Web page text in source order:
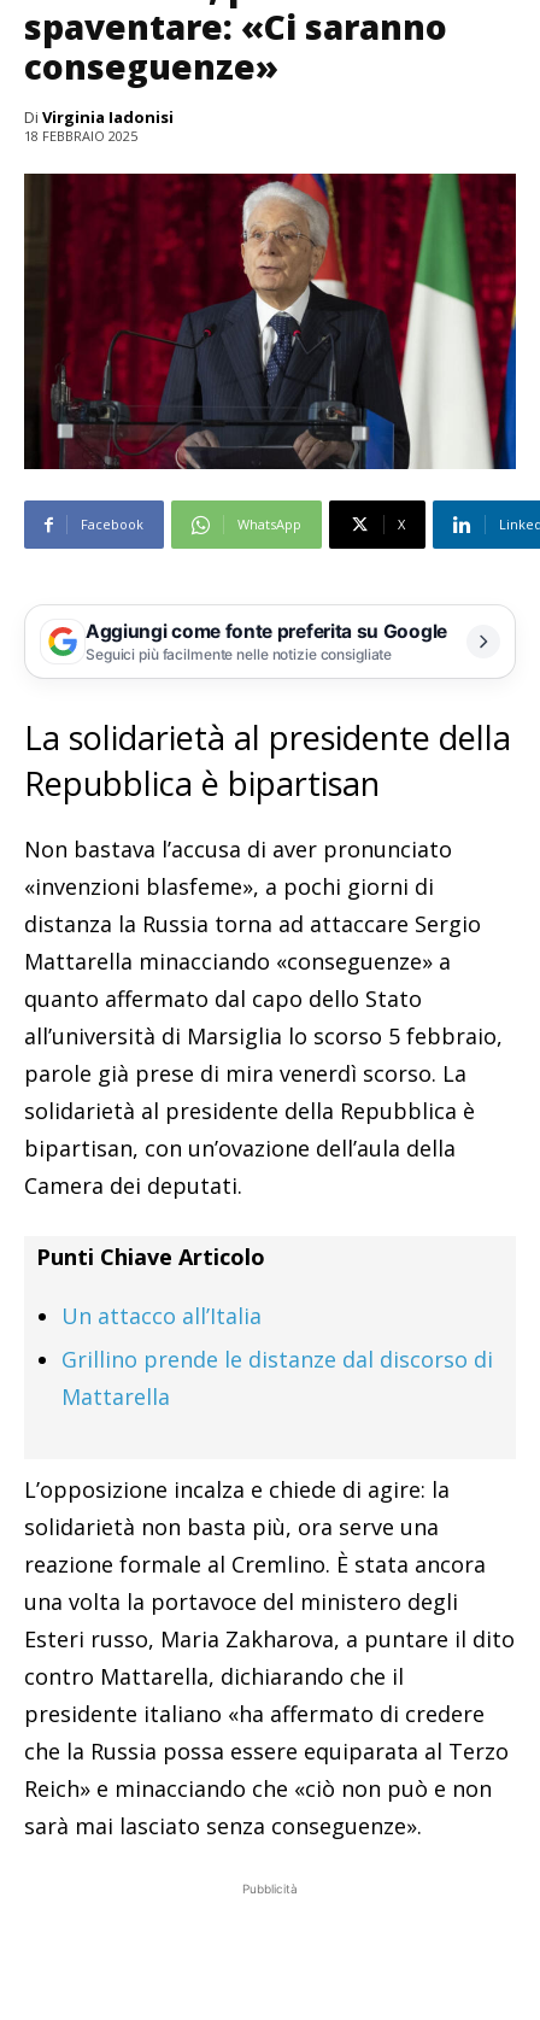
spaventare: «Ci saranno
conseguenze»
Di Virginia Iadonisi
18 FEBBRAIO 2025
Facebook WhatsApp X
Aggiungi come fonte preferita su Google
Seguici più facilmente nelle notizie consigliate
La solidarietà al presidente della
Repubblica è bipartisan
Non bastava l’accusa di aver pronunciato
«invenzioni blasfeme», a pochi giorni di
distanza la Russia torna ad attaccare Sergio
Mattarella minacciando «conseguenze» a
quanto affermato dal capo dello Stato
all’università di Marsiglia lo scorso 5 febbraio,
parole già prese di mira venerdì scorso. La
solidarietà al presidente della Repubblica è
bipartisan, con un’ovazione dell’aula della
Camera dei deputati.
Punti Chiave Articolo
Un attacco all’Italia
Grillino prende le distanze dal discorso di
Mattarella
L’opposizione incalza e chiede di agire: la
solidarietà non basta più, ora serve una
reazione formale al Cremlino. È stata ancora
una volta la portavoce del ministero degli
Esteri russo, Maria Zakharova, a puntare il dito
contro Mattarella, dichiarando che il
presidente italiano «ha affermato di credere
che la Russia possa essere equiparata al Terzo
Reich» e minacciando che «ciò non può e non
sarà mai lasciato senza conseguenze».
Pubblicità